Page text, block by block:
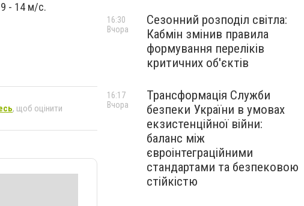
9 - 14 м/с.
, щоб оцінити
Сезонний розподіл світла:
Кабмін змінив правила
формування переліків
критичних об'єктів
16:30
Вчора
Трансформація Служби
безпеки України в умовах
екзистенційної війни:
баланс між
євроінтеграційними
стандартами та безпековою
стійкістю
16:17
Вчора